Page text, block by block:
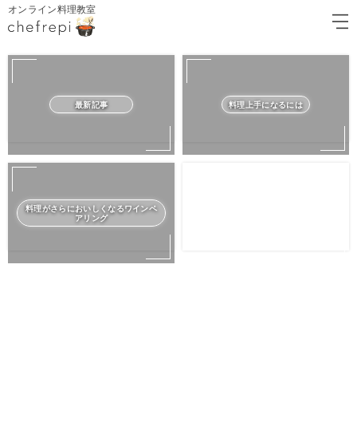
オンライン料理教室
最新記事 料理上手になるには
料理がさらにおいしくなるワインペ
アリング